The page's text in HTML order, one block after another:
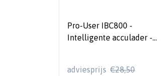
Pro-User IBC800 -
Intelligente acculader -
adviesprijs €28,50